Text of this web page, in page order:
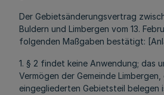
Der Gebietsänderungsvertrag
Buldern und Limbergen vom 13.
folgenden Maßgaben bestätigt:
1. § 2 findet keine Anwendung; das
Vermögen der Gemeinde Limbergen,
eingegliederten Gebietsteil belegen